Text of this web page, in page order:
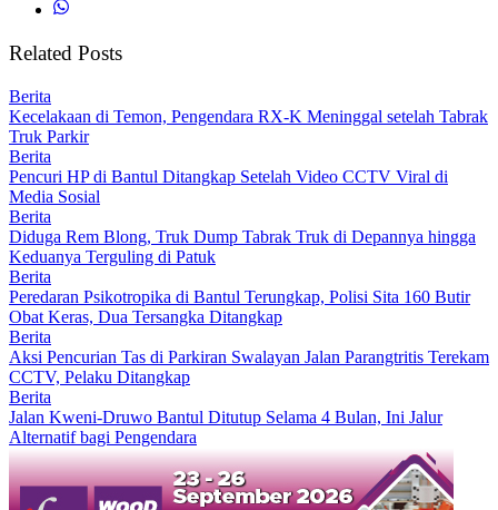
Related Posts
Berita
Kecelakaan di Temon, Pengendara RX-K Meninggal setelah Tabrak
Truk Parkir
Berita
Pencuri HP di Bantul Ditangkap Setelah Video CCTV Viral di
Media Sosial
Berita
Diduga Rem Blong, Truk Dump Tabrak Truk di Depannya hingga
Keduanya Terguling di Patuk
Berita
Peredaran Psikotropika di Bantul Terungkap, Polisi Sita 160 Butir
Obat Keras, Dua Tersangka Ditangkap
Berita
Aksi Pencurian Tas di Parkiran Swalayan Jalan Parangtritis Terekam
CCTV, Pelaku Ditangkap
Berita
Jalan Kweni-Druwo Bantul Ditutup Selama 4 Bulan, Ini Jalur
Alternatif bagi Pengendara